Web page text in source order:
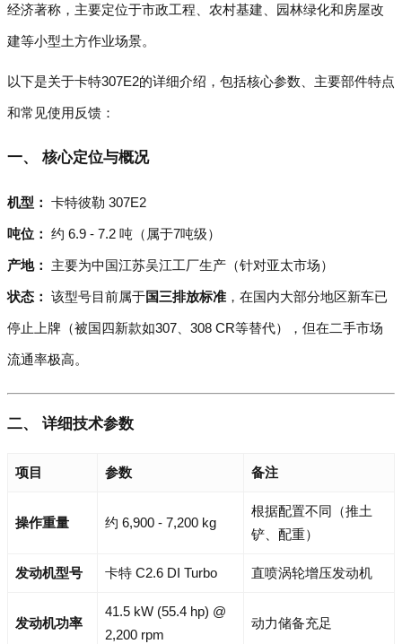
经济著称，主要定位于市政工程、农村基建、园林绿化和房屋改
建等小型土方作业场景。
以下是关于卡特307E2的详细介绍，包括核心参数、主要部件特点
和常见使用反馈：
一、 核心定位与概况
机型： 卡特彼勒 307E2
吨位： 约 6.9 - 7.2 吨（属于7吨级）
产地： 主要为中国江苏吴江工厂生产（针对亚太市场）
状态： 该型号目前属于国三排放标准 ，在国内大部分地区新车已
停止上牌（被国四新款如307、308 CR等替代），但在二手市场
流通率极高。
二、 详细技术参数
项目 参数 备注
操作重量 约 6,900 - 7,200 kg
根据配置不同（推土
铲、配重）
发动机型号 卡特 C2.6 DI Turbo 直喷涡轮增压发动机
发动机功率
41.5 kW (55.4 hp) @
2,200 rpm
动力储备充足